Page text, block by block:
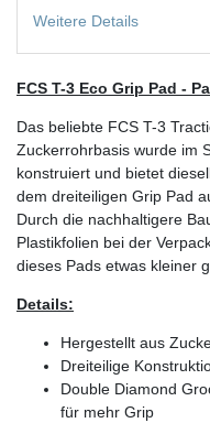
Weitere Details
FCS T-3 Eco Grip Pad -
Das beliebte FCS T-3
Zuckerrohrbasis wurde im
konstruiert und bietet
dem dreiteiligen Grip Pad
Durch die nachhaltigere
Plastikfolien bei der
dieses Pads etwas kleiner
Details:
Hergestellt aus
Dreiteilige
Double Diamond
für mehr Grip